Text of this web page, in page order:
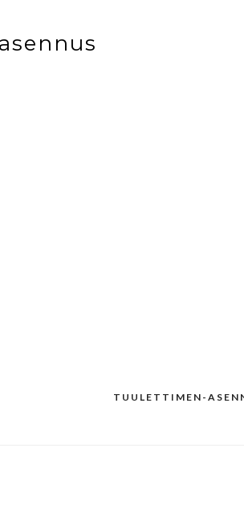
TUULETTIMEN-